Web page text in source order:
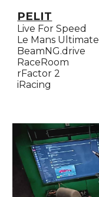
PELIT
Live For Speed
Le Mans Ultimate
BeamNG.drive
RaceRoom
rFactor 2
iRacing